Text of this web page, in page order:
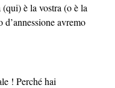
è la vostra (o è la
avremo
! Perché hai